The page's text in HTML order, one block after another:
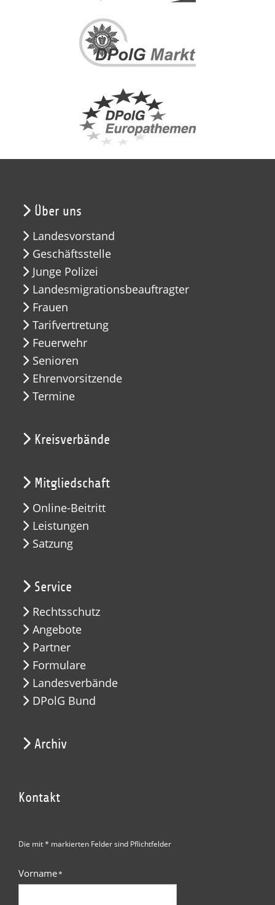
Über uns
Landesvorstand
Geschäftsstelle
Junge Polizei
Landesmigrationsbeauftragter
Frauen
Tarifvertretung
Feuerwehr
Senioren
Ehrenvorsitzende
Termine
Kreisverbände
Mitgliedschaft
Online-Beitritt
Leistungen
Satzung
Service
Rechtsschutz
Angebote
Partner
Formulare
Landesverbände
DPolG Bund
Archiv
Kontakt
Die mit * markierten Felder sind Pflichtfelder
Vorname*